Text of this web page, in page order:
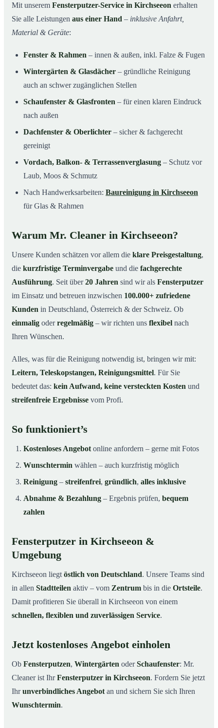
Mit unserem Fensterputzer-Service in Kirchseeon erhalten
Sie alle Leistungen aus einer Hand – inklusive Anfahrt,
Material & Geräte:
Fenster & Rahmen – innen & außen, inkl. Falze & Fugen
Wintergärten & Glasdächer – gründliche Reinigung
auch an schwer zugänglichen Stellen
Schaufenster & Glasfronten – für einen klaren Eindruck
nach außen
Dachfenster & Oberlichter – sicher & fachgerecht
gereinigt
Vordach, Balkon- & Terrassenverglasung – Schutz vor
Laub, Moos & Schmutz
Nach Handwerksarbeiten: Baureinigung in Kirchseeon
für Glas & Rahmen
Warum Mr. Cleaner in Kirchseeon?
Unsere Kunden schätzen vor allem die klare Preisgestaltung,
die kurzfristige Terminvergabe und die fachgerechte
Ausführung. Seit über20 Jahren sind wir als Fensterputzer
im Einsatz und betreuen inzwischen 100.000+ zufriedene
Kunden in Deutschland, Österreich & der Schweiz. Ob
einmalig oderregelmäßig – wir richten uns flexibel nach
Ihren Wünschen.
Alles, was für die Reinigung notwendig ist, bringen wir mit:
Leitern, Teleskopstangen, Reinigungsmittel. Für Sie
bedeutet das: kein Aufwand, keine versteckten Kosten und
streifenfreie Ergebnisse vom Profi.
So funktioniert’s
Kostenloses Angebot online anfordern – gerne mit Fotos
Wunschtermin wählen – auch kurzfristig möglich
Reinigung – streifenfrei, gründlich, alles inklusive
Abnahme & Bezahlung – Ergebnis prüfen, bequem
zahlen
Fensterputzer in Kirchseeon &
Umgebung
Kirchseeon liegt östlich von Deutschland. Unsere Teams sind
in allen Stadtteilen aktiv – vom Zentrum bis in die Ortsteile.
Damit profitieren Sie überall in Kirchseeon von einem
schnellen, flexiblen und zuverlässigen Service.
Jetzt kostenloses Angebot einholen
Ob Fensterputzen, Wintergärten oderSchaufenster: Mr.
Cleaner ist IhrFensterputzer in Kirchseeon. Fordern Sie jetzt
Ihrunverbindliches Angebot an und sichern Sie sich Ihren
Wunschtermin.